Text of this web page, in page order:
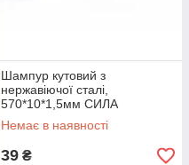
Шампур кутовий з
нержавіючої сталі,
570*10*1,5мм СИЛА
Немає в наявності
39 ₴